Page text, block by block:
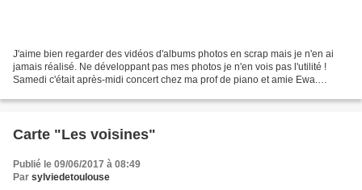
J'aime bien regarder des vidéos d'albums photos en scrap mais je n'en ai
jamais réalisé. Ne développant pas mes photos je n'en vois pas l'utilité !
Samedi c'était après-midi concert chez ma prof de piano et amie Ewa.
Carte "Les voisines"
Publié le 09/06/2017 à 08:49
Par sylviedetoulouse